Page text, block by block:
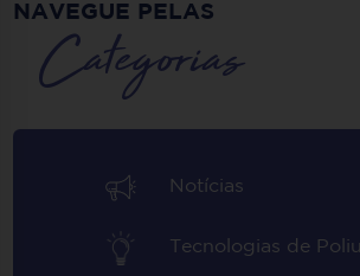
NAVEGUE PELAS
Categorias
Notícias
Tecnologias de